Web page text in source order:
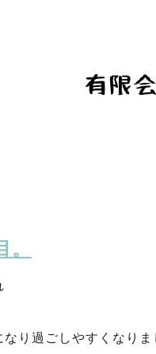
り過ごしやすくなり